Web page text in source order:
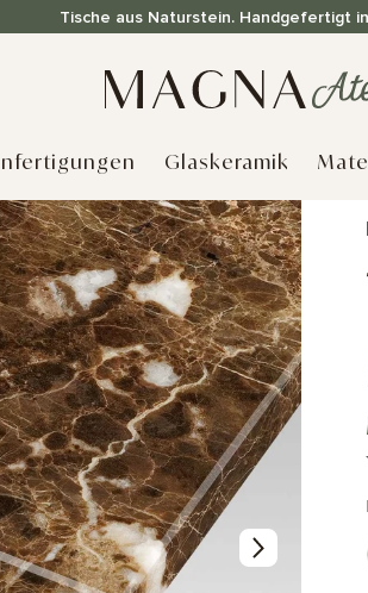
Tische aus Naturstein. Handgefertigt
Glaskeramik